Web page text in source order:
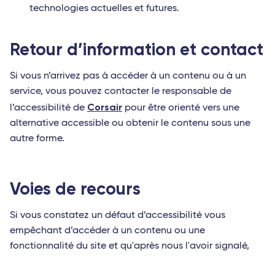
technologies actuelles et futures.
Retour d’information et contact
Si vous n’arrivez pas à accéder à un contenu ou à un
service, vous pouvez contacter le responsable de
l’accessibilité de Corsair pour être orienté vers une
alternative accessible ou obtenir le contenu sous une
autre forme.
Voies de recours
Si vous constatez un défaut d’accessibilité vous
empêchant d’accéder à un contenu ou une
fonctionnalité du site et qu'après nous l'avoir signalé,